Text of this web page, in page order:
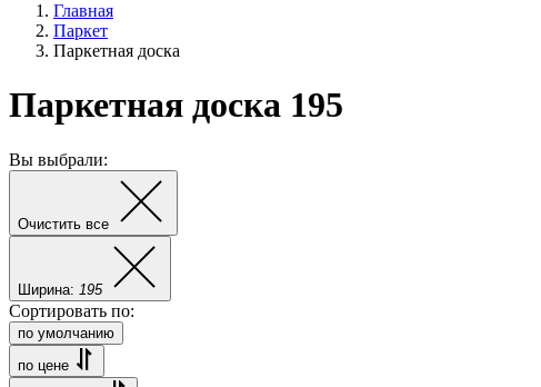
Главная
Паркет
Паркетная доска
Паркетная доска 195
Вы выбрали:
Очистить все
Ширина: 195
Сортировать по:
по умолчанию
по цене